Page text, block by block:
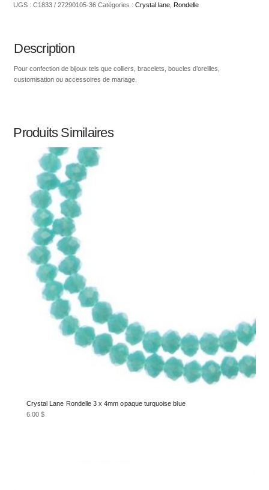
x
Periwinkle
UGS :C1833 / 27290105-36 Catégories :Crystal lane ,Rondelle
Description
Pour confection de bijoux tels que colliers, bracelets, boucles d’oreilles,
customisation ou accessoires de mariage.
Produits Similaires
Crystal Lane Rondelle 3 x 4mm opaque turquoise blue
6.00$